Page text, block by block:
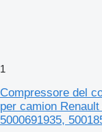
1
Compressore del
per camion
5000691935,